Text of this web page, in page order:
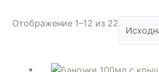
Отображение 1–12 из 22